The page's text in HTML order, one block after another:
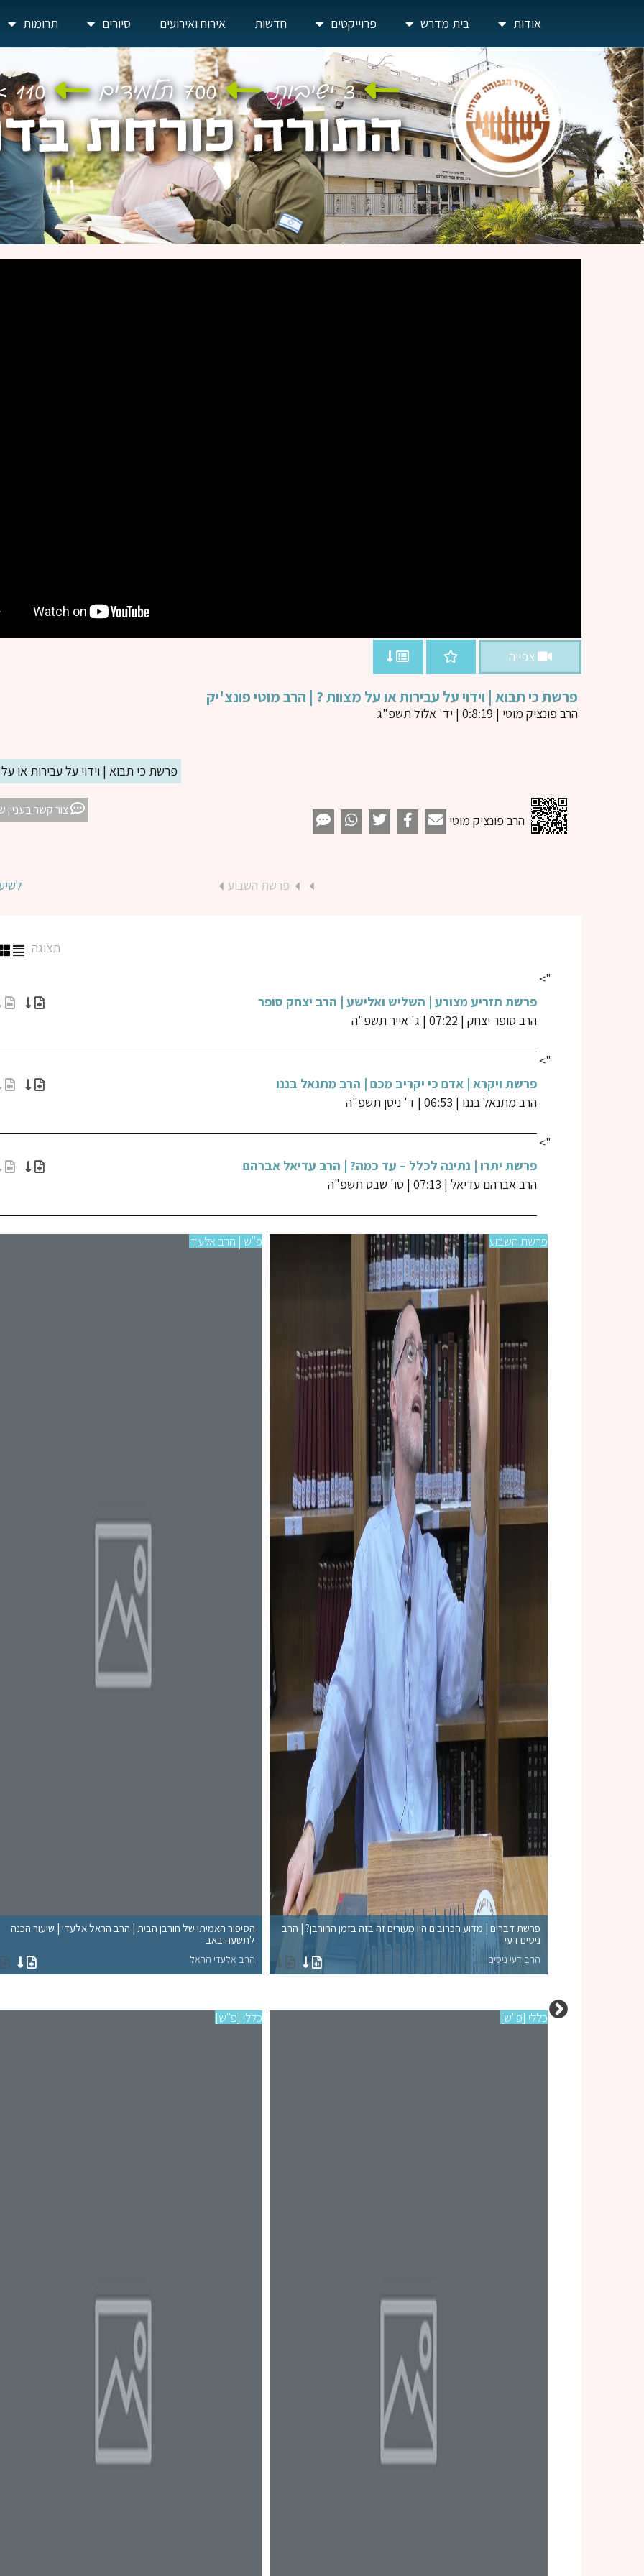
אודות בית מדרש פרוייקטים חדשות אירוח ואירועים סיורים תרומות
צפייה
פרשת כי תבוא | וידוי על עבירות או על מצוות ? | הרב מוטי פונצ'יק
הרב פונציק מוטי | 0:8:19 | יד' אלול תשפ"ג
פרשת כי תבוא | וידוי על עבירות או
הרב פונציק מוטי
צור קשר בעניין
פרשת השבוע
תצוגה
">
פרשת תזריע מצורע | השליש ואלישע | הרב יצחק סופר
הרב סופר יצחק |
07:22
| ג' אייר תשפ"ה
">
פרשת ויקרא | אדם כי יקריב מכם | הרב מתנאל בננו
הרב מתנאל בננו |
06:53
| ד' ניסן תשפ"ה
">
פרשת יתרו | נתינה לכלל – עד כמה? | הרב עדיאל אברהם
הרב אברהם עדיאל |
07:13
| טו' שבט תשפ"ה
פרשת השבוע
פרשת דברים | מדוע הכרובים היו מְעוּרִים זה בזה בזמן החורבן? | הרב
ניסים דעי
הרב דעי ניסים
פ"ש | הרב אלעדי
הסיפור האמיתי של חורבן הבית | הרב הראל אלעדי | שיעור הכנה
לתשעה באב
הרב אלעדי הראל
כללי [פ"ש] כללי [פ"ש]